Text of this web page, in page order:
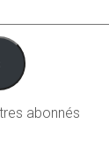
abonnés